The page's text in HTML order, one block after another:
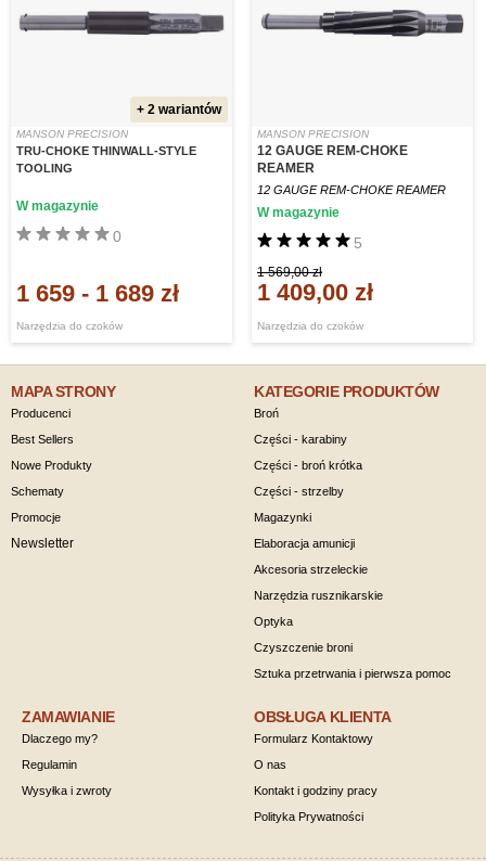
+ 2 wariantów
MANSON PRECISION
TRU-CHOKE THINWALL-STYLE
TOOLING
Narzędzia do czoków
0
W magazynie
1 659 - 1 689 zł
MANSON PRECISION
12 GAUGE REM-CHOKE
REAMER
12 GAUGE REM-CHOKE REAMER
Narzędzia do czoków
5
W magazynie
1 569,00 zł
1 409,00 zł
MAPA STRONY
Producenci
Best Sellers
Nowe Produkty
Schematy
Promocje
Newsletter
KATEGORIE PRODUKTÓW
Broń
Części - karabiny
Części - broń krótka
Części - strzelby
Magazynki
Elaboracja amunicji
Akcesoria strzeleckie
Narzędzia rusznikarskie
Optyka
Czyszczenie broni
Sztuka przetrwania i pierwsza pomoc
ZAMAWIANIE
Dlaczego my?
Regulamin
Wysyłka i zwroty
OBSŁUGA KLIENTA
Formularz Kontaktowy
O nas
Kontakt i godziny pracy
Polityka Prywatności